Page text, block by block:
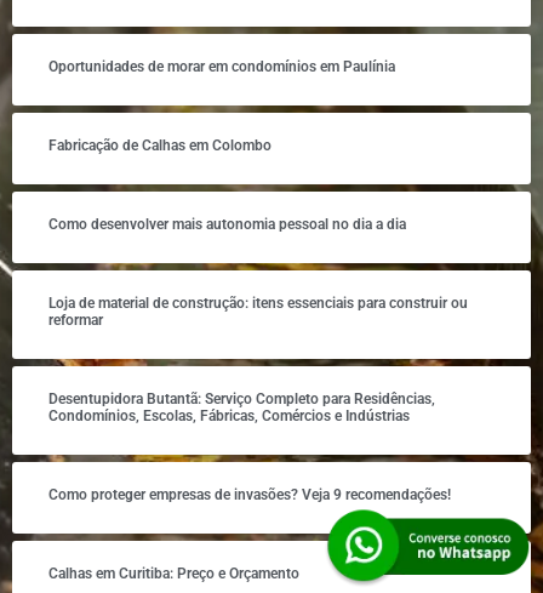
Oportunidades de morar em condomínios em Paulínia
Fabricação de Calhas em Colombo
Como desenvolver mais autonomia pessoal no dia a dia
Loja de material de construção: itens essenciais para construir ou
reformar
Desentupidora Butantã: Serviço Completo para Residências,
Condomínios, Escolas, Fábricas, Comércios e Indústrias
Como proteger empresas de invasões? Veja 9 recomendações!
Calhas em Curitiba: Preço e Orçamento